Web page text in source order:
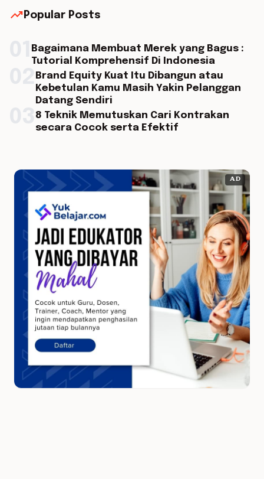
trending_up Popular Posts
Bagaimana Membuat Merek yang Bagus :
Tutorial Komprehensif Di Indonesia
Brand Equity Kuat Itu Dibangun atau
Kebetulan Kamu Masih Yakin Pelanggan
Datang Sendiri
8 Teknik Memutuskan Cari Kontrakan
secara Cocok serta Efektif
AD